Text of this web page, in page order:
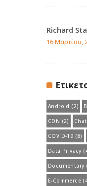
Richard
16 Μαρτίου,
Android (2)
CDN (2)
COVID-19 (8)
Data Privacy
Documentary
E-Commerce